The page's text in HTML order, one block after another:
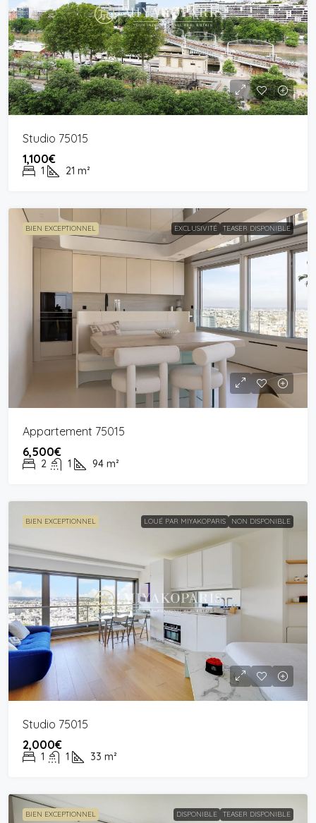
Studio 75015
1,100€
1 21 m²
BIEN EXCEPTIONNEL EXCLUSIVITÉ TEASER DISPONIBLE
Appartement 75015
6,500€
2 1 94 m²
BIEN EXCEPTIONNEL LOUÉ PAR MIYAKOPARIS NON DISPONIBLE
Studio 75015
2,000€
1 1 33 m²
BIEN EXCEPTIONNEL DISPONIBLE TEASER DISPONIBLE